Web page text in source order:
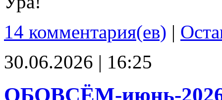
14 комментария(ев) |
30.06.2026 | 16:25
ОБОВСЁМ-июнь-